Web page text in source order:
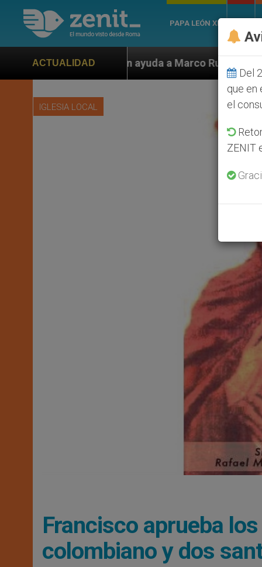
PAPA LEÓN XIV
ACTUALIDAD
ayuda a Marco Rubio ante persecución de colonos
IGLESIA LOCAL
Francisco aprueba
colombiano y dos
Del
que en
el
ZENIT